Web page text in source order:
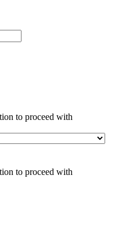
to proceed with
to proceed with